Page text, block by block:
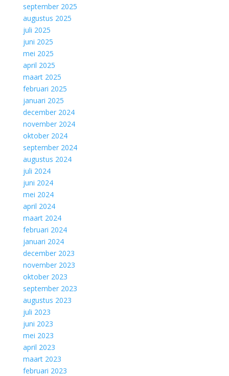
september 2025
augustus 2025
juli 2025
juni 2025
mei 2025
april 2025
maart 2025
februari 2025
januari 2025
december 2024
november 2024
oktober 2024
september 2024
augustus 2024
juli 2024
juni 2024
mei 2024
april 2024
maart 2024
februari 2024
januari 2024
december 2023
november 2023
oktober 2023
september 2023
augustus 2023
juli 2023
juni 2023
mei 2023
april 2023
maart 2023
februari 2023